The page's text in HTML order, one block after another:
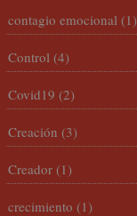
contagio emocional (1)
Control (4)
Covid19 (2)
Creación (3)
Creador (1)
crecimiento (1)